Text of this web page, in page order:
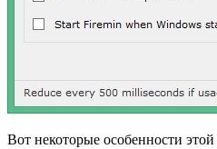
Вот некоторые особенности